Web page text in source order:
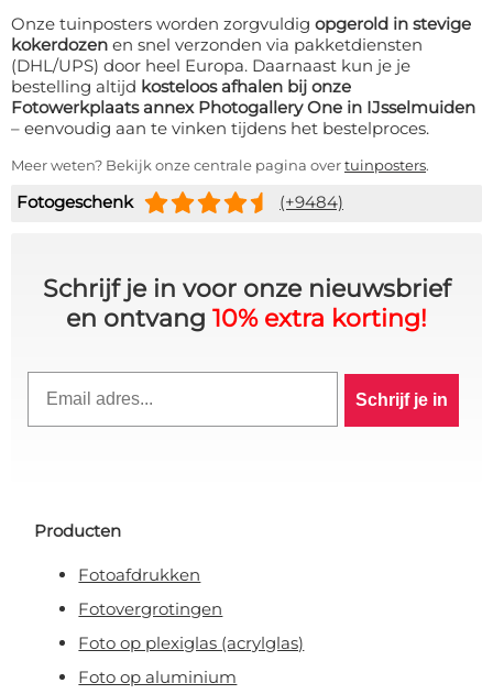
Onze tuinposters worden zorgvuldig opgerold in stevige
kokerdozen en snel verzonden via pakketdiensten
(DHL/UPS) door heel Europa. Daarnaast kun je je
bestelling altijd kosteloos afhalen bij onze
Fotowerkplaats annex Photogallery One in IJsselmuiden
– eenvoudig aan te vinken tijdens het bestelproces.
Meer weten? Bekijk onze centrale pagina overtuinposters.
Fotogeschenk (+9484)
Schrijf je in voor onze nieuwsbrief
en ontvang 10% extra korting!
Schrijf je in
Producten
Fotoafdrukken
Fotovergrotingen
Foto op plexiglas (acrylglas)
Foto op aluminium